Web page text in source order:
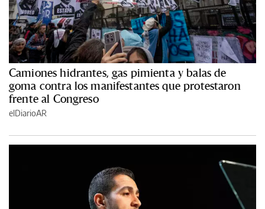
Camiones hidrantes, gas pimienta y balas de
goma contra los manifestantes que protestaron
frente al Congreso
elDiarioAR